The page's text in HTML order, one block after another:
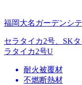
福岡大名ガーデンシ
セラタイカ2号、SK
ラタイカ2号U
耐火被覆材
不燃断熱材